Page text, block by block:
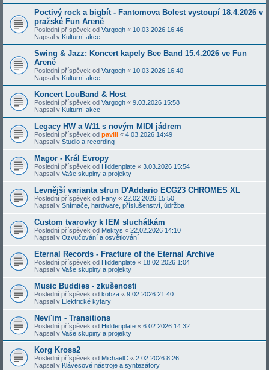
Poctivý rock a bigbít - Fantomova Bolest vystoupí 18.4.2026 v
pražské Fun Areně
Poslední příspěvek od Vargogh « 10.03.2026 16:46
Napsal v Kulturní akce
Swing & Jazz: Koncert kapely Bee Band 15.4.2026 ve Fun
Areně
Poslední příspěvek od Vargogh « 10.03.2026 16:40
Napsal v Kulturní akce
Koncert LouBand & Host
Poslední příspěvek od Vargogh « 9.03.2026 15:58
Napsal v Kulturní akce
Legacy HW a W11 s novým MIDI jádrem
Poslední příspěvek od pavlii « 4.03.2026 14:49
Napsal v Studio a recording
Magor - Král Evropy
Poslední příspěvek od Hiddenplate « 3.03.2026 15:54
Napsal v Vaše skupiny a projekty
Levnější varianta strun D'Addario ECG23 CHROMES XL
Poslední příspěvek od Fany « 22.02.2026 15:50
Napsal v Snímače, hardware, příslušenství, údržba
Custom tvarovky k IEM sluchátkám
Poslední příspěvek od Mektys « 22.02.2026 14:10
Napsal v Ozvučování a osvětlování
Eternal Records - Fracture of the Eternal Archive
Poslední příspěvek od Hiddenplate « 18.02.2026 1:04
Napsal v Vaše skupiny a projekty
Music Buddies - zkušenosti
Poslední příspěvek od kobza « 9.02.2026 21:40
Napsal v Elektrické kytary
Nevi'im - Transitions
Poslední příspěvek od Hiddenplate « 6.02.2026 14:32
Napsal v Vaše skupiny a projekty
Korg Kross2
Poslední příspěvek od MichaelC « 2.02.2026 8:26
Napsal v Klávesové nástroje a syntezátory